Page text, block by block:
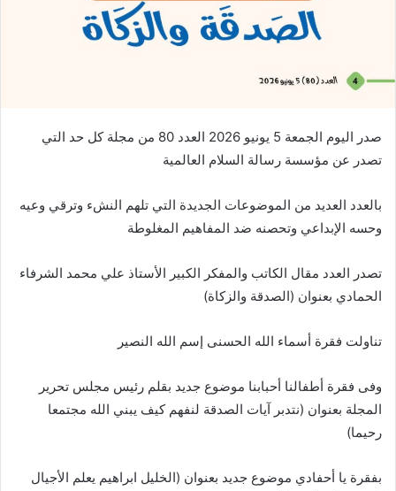
صدر اليوم الجمعة 5 يونيو 2026 العدد 80 من مجلة كل حد التي
تصدر عن مؤسسة رسالة السلام العالمية
بالعدد العديد من الموضوعات الجديدة التي تلهم النشء وترقي وعيه
وحسه الإبداعي وتحصنه ضد المفاهيم المغلوطة
تصدر العدد مقال الكاتب والمفكر الكبير الأستاذ علي محمد الشرفاء
الحمادي بعنوان (الصدقة والزكاة)
تناولت فقرة أسماء الله الحسنى إسم الله النصير
وفى فقرة أطفالنا أحبابنا موضوع جديد بقلم رئيس مجلس تحرير
المجلة بعنوان (نتدبر آيات الصدقة لنفهم كيف يبني الله مجتمعا
رحيما)
بفقرة يا أحفادي موضوع جديد بعنوان (الخليل ابراهيم يعلم الأجيال